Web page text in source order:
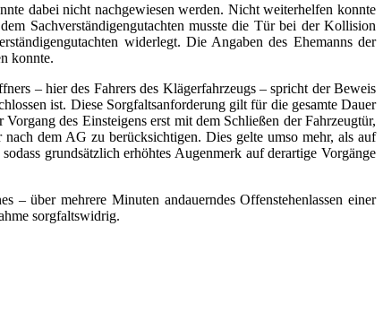
dabei nicht nachgewiesen werden. Nicht weiterhelfen konnte
Sachverständigengutachten musste die Tür bei der Kollision
widerlegt. Die Angaben des Ehemanns der
konnte.
– hier des Fahrers des Klägerfahrzeugs – spricht der Beweis
ist. Diese Sorgfaltsanforderung gilt für die gesamte Dauer
des Einsteigens erst mit dem Schließen der Fahrzeugtür,
dem AG zu berücksichtigen. Dies gelte umso mehr, als auf
grundsätzlich erhöhtes Augenmerk auf derartige Vorgänge
über mehrere Minuten andauerndes Offenstehenlassen einer
sorgfaltswidrig.